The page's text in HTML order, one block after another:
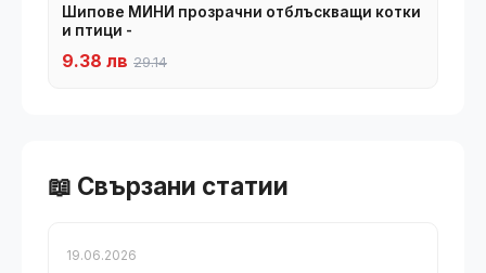
Шипове МИНИ прозрачни отблъскващи котки
и птици -
9.38 лв 29.14
📖 Свързани статии
19.06.2026